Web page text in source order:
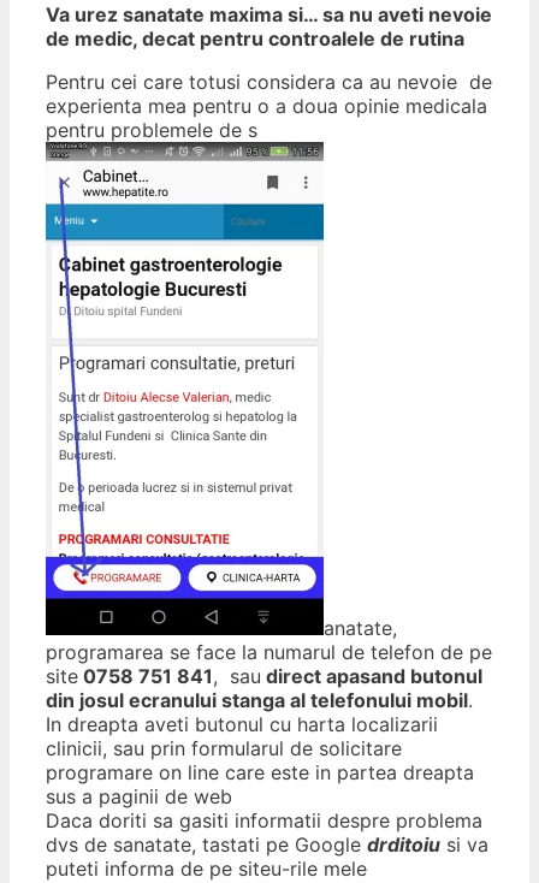
Va urez sanatate maxima si… sa nu aveti nevoie
de medic, decat pentru controalele de rutina
Pentru cei care totusi considera ca au nevoie de
experienta mea pentru o a doua opinie medicala
pentru problemele de s
anatate,
programarea se face la numarul de telefon de pe
site 0758 751 841, sau direct apasand butonul
din josul ecranului stanga al telefonului mobil.
In dreapta aveti butonul cu harta localizarii
clinicii, sau prin formularul de solicitare
programare on line care este in partea dreapta
sus a paginii de web
Daca doriti sa gasiti informatii despre problema
dvs de sanatate, tastati pe Google drditoiu si va
puteti informa de pe siteu-rile mele